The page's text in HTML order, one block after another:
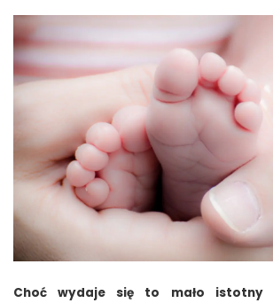
Choć wydaje się to mało istotny